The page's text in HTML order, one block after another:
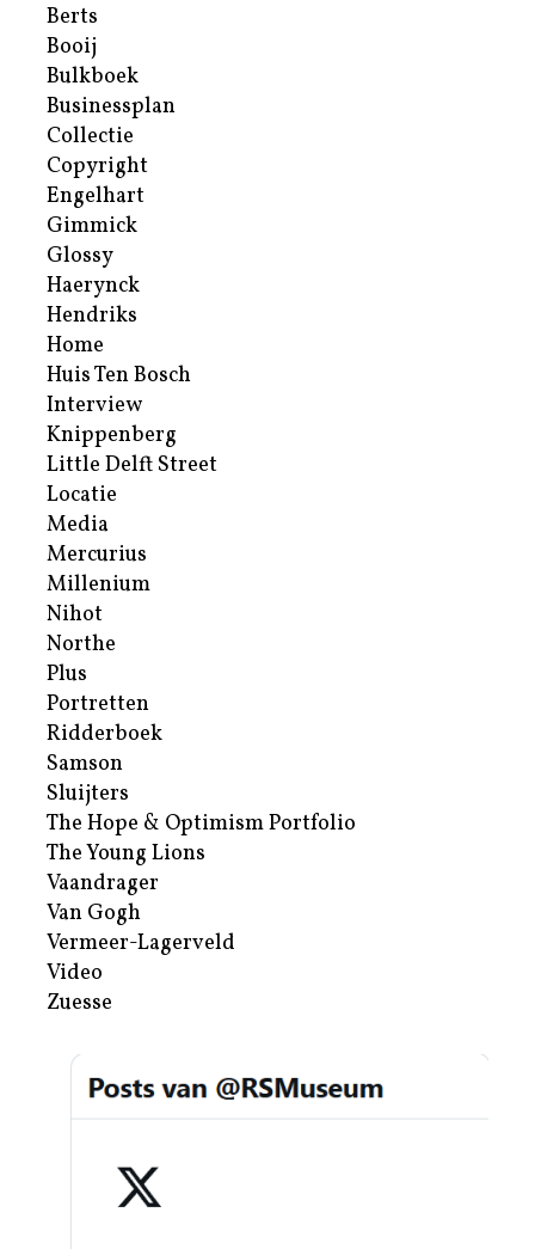
Berts
Booij
Bulkboek
Businessplan
Collectie
Copyright
Engelhart
Gimmick
Glossy
Haerynck
Hendriks
Home
Huis Ten Bosch
Interview
Knippenberg
Little Delft Street
Locatie
Media
Mercurius
Millenium
Nihot
Northe
Plus
Portretten
Ridderboek
Samson
Sluijters
The Hope & Optimism Portfolio
The Young Lions
Vaandrager
Van Gogh
Vermeer-Lagerveld
Video
Zuesse